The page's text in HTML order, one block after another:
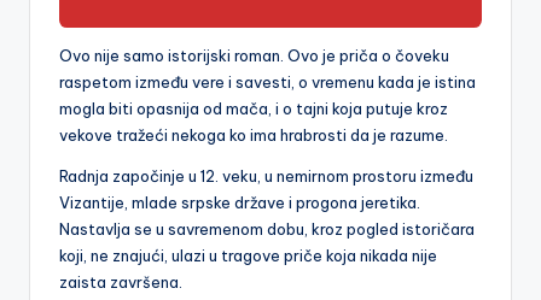
Ovo nije samo istorijski roman. Ovo je priča o čoveku
raspetom između vere i savesti, o vremenu kada je istina
mogla biti opasnija od mača, i o tajni koja putuje kroz
vekove tražeći nekoga ko ima hrabrosti da je razume.
Radnja započinje u 12. veku, u nemirnom prostoru između
Vizantije, mlade srpske države i progona jeretika.
Nastavlja se u savremenom dobu, kroz pogled istoričara
koji, ne znajući, ulazi u tragove priče koja nikada nije
zaista završena.